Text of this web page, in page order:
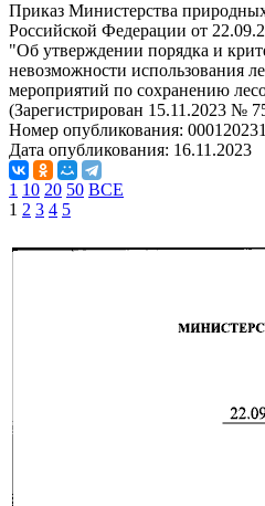
Приказ Министерства
Российской Федерации от
"Об утверждении порядка и
невозможности использования
мероприятий по сохранению
(Зарегистрирован 15.11.2023 №
Номер опубликования:
Дата опубликования: 16.11.2023
1 10 20 50 ВСЕ
1 2 3 4 5